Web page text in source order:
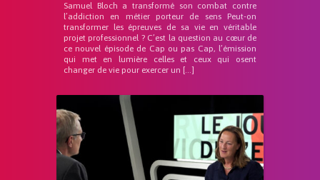
Samuel Bloch a transformé son combat contre
l’addiction en métier porteur de sens Peut-on
transformer les épreuves de sa vie en véritable
projet professionnel ? C’est la question au cœur de
ce nouvel épisode de Cap ou pas Cap, l’émission
qui met en lumière celles et ceux qui osent
changer de vie pour exercer un […]